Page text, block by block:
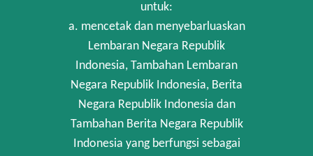
untuk:
a. mencetak dan menyebarluaskan
Lembaran Negara Republik
Indonesia, Tambahan Lembaran
Negara Republik Indonesia, Berita
Negara Republik Indonesia dan
Tambahan Berita Negara Republik
Indonesia yang berfungsi sebagai